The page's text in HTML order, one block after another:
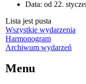
Data: od 22.
Lista jest pusta
Wszystkie wydarzenia
Harmonogram
Archiwum wydarzeń
Menu